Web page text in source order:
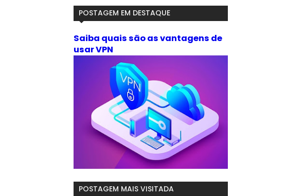
POSTAGEM EM DESTAQUE
Saiba quais são as vantagens de
usar VPN
POSTAGEM MAIS VISITADA